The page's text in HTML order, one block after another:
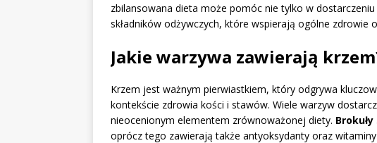
zbilansowana dieta może pomóc nie tylko w
składników odżywczych, które wspierają ogólne zdrowie
Jakie warzywa zawierają
Krzem jest ważnym pierwiastkiem, który odgrywa
kontekście zdrowia kości i stawów. Wiele warzyw
nieocenionym elementem zrównoważonej diety. Brokuły
oprócz tego zawierają także antyoksydanty oraz